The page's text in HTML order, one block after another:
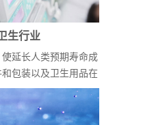
生行业
延长人类预期寿命成
包装以及卫生用品在